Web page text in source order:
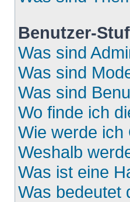
Benutzer-
Was sind
Was sind
Was sind
Wo finde ich
Wie werde ich
Weshalb
Was ist eine
Was bedeutet